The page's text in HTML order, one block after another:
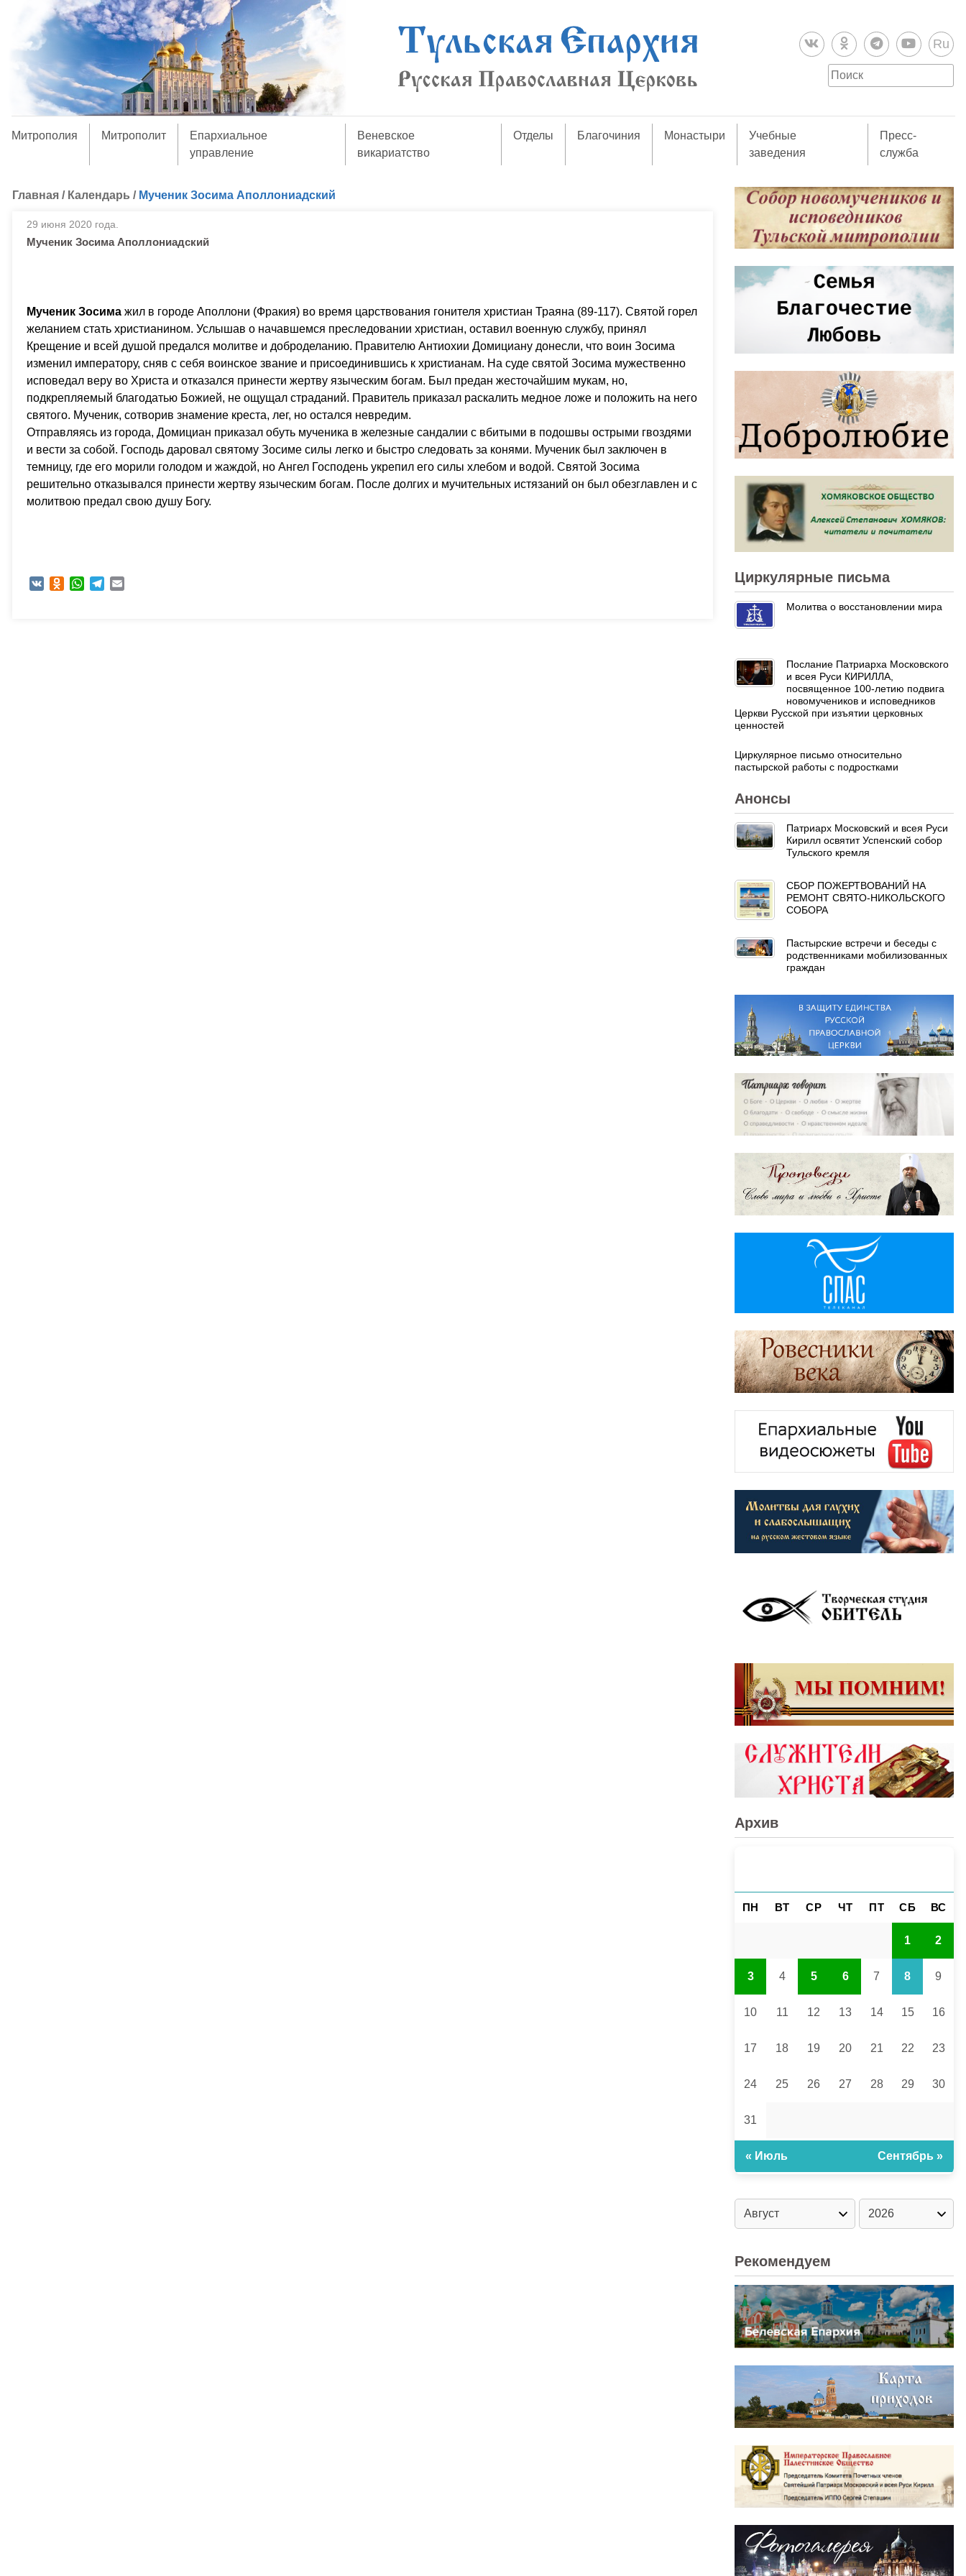
Ru
Митрополия Митрополит
Епархиальное
управление
Веневское
викариатство
Отделы Благочиния Монастыри
Учебные
заведения
Пресс-
служба
Главная / Календарь / Мученик Зосима Аполлониадский
29 июня 2020 года.
Мученик Зосима Аполлониадский
Мученик Зосима жил в городе Аполлони (Фракия) во время царствования гонителя христиан Траяна (89-117). Святой горел
желанием стать христианином. Услышав о начавшемся преследовании христиан, оставил военную службу, принял
Крещение и всей душой предался молитве и доброделанию. Правителю Антиохии Домициану донесли, что воин Зосима
изменил императору, сняв с себя воинское звание и присоединившись к христианам. На суде святой Зосима мужественно
исповедал веру во Христа и отказался принести жертву языческим богам. Был предан жесточайшим мукам, но,
подкрепляемый благодатью Божией, не ощущал страданий. Правитель приказал раскалить медное ложе и положить на него
святого. Мученик, сотворив знамение креста, лег, но остался невредим.
Отправляясь из города, Домициан приказал обуть мученика в железные сандалии с вбитыми в подошвы острыми гвоздями
и вести за собой. Господь даровал святому Зосиме силы легко и быстро следовать за конями. Мученик был заключен в
темницу, где его морили голодом и жаждой, но Ангел Господень укрепил его силы хлебом и водой. Святой Зосима
решительно отказывался принести жертву языческим богам. После долгих и мучительных истязаний он был обезглавлен и с
молитвою предал свою душу Богу.
VK Odnoklassniki
WhatsAppTelegram Циркулярные письма
Молитва о восстановлении мира
Послание Патриарха Московского
и всея Руси КИРИЛЛА,
посвященное 100-летию подвига
новомучеников и исповедников
Церкви Русской при изъятии церковных
ценностей
Циркулярное письмо относительно
пастырской работы с подростками
Анонсы
Патриарх Московский и всея Руси
Кирилл освятит Успенский собор
Тульского кремля
СБОР ПОЖЕРТВОВАНИЙ НА
РЕМОНТ СВЯТО-НИКОЛЬСКОГО
СОБОРА
Пастырские встречи и беседы с
родственниками мобилизованных
граждан
Архив
ПН ВТ СР ЧТ ПТ СБ ВС
1 2
3 4 5 6 7 8 9
10 11 12 13 14 15 16
17 18 19 20 21 22 23
24 25 26 27 28 29 30
31
« Июль Сентябрь »
Рекомендуем